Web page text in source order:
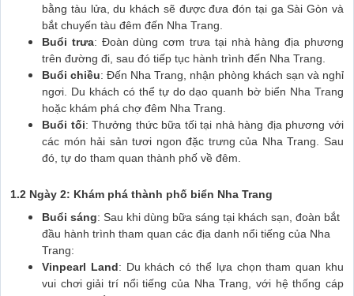
bằng tàu lửa, du khách sẽ được đưa đón tại ga Sài Gòn và
bắt chuyến tàu đêm đến Nha Trang.
Buổi trưa: Đoàn dùng cơm trưa tại nhà hàng địa phương
trên đường đi, sau đó tiếp tục hành trình đến Nha Trang.
Buổi chiều: Đến Nha Trang, nhận phòng khách sạn và nghỉ
ngơi. Du khách có thể tự do dạo quanh bờ biển Nha Trang
hoặc khám phá chợ đêm Nha Trang.
Buổi tối: Thưởng thức bữa tối tại nhà hàng địa phương với
các món hải sản tươi ngon đặc trưng của Nha Trang. Sau
đó, tự do tham quan thành phố về đêm.
1.2 Ngày 2: Khám phá thành phố biển Nha Trang
Buổi sáng: Sau khi dùng bữa sáng tại khách sạn, đoàn bắt
đầu hành trình tham quan các địa danh nổi tiếng của Nha
Trang:
Vinpearl Land: Du khách có thể lựa chọn tham quan khu
vui chơi giải trí nổi tiếng của Nha Trang, với hệ thống cáp